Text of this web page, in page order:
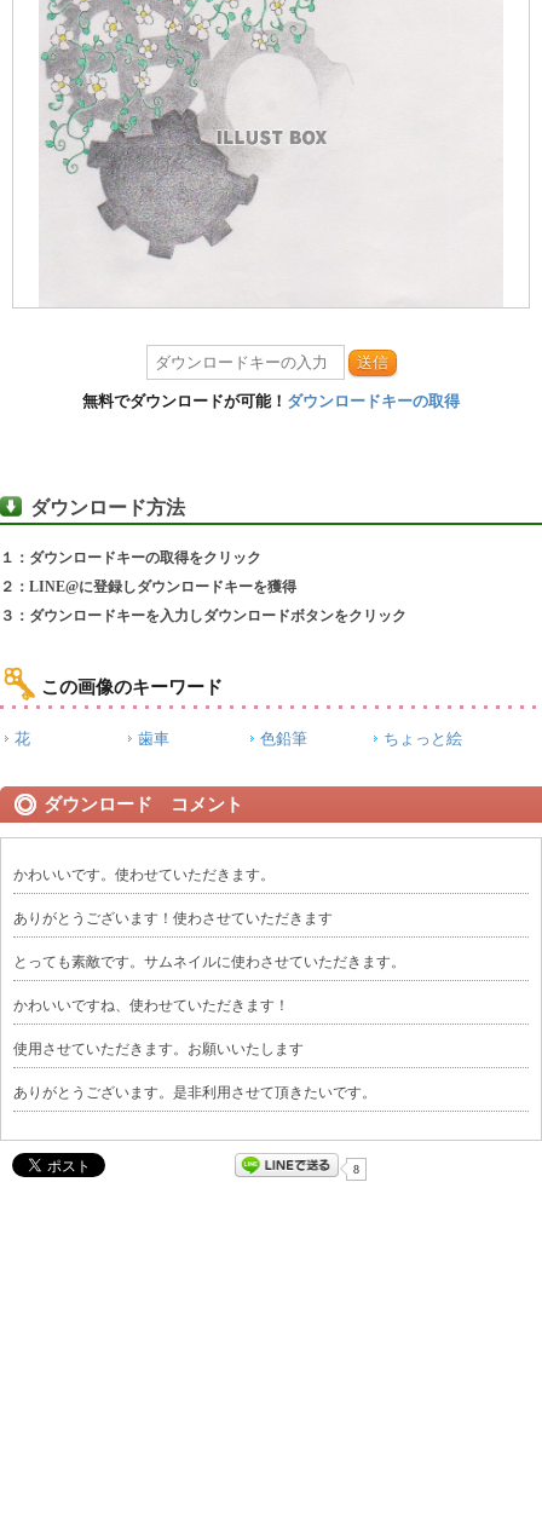
送信
無料でダウンロードが可能！ ダウンロードキーの取得
ダウンロード方法
１：ダウンロードキーの取得をクリック
２：LINE@に登録しダウンロードキーを獲得
３：ダウンロードキーを入力しダウンロードボタンをクリック
この画像のキーワード
花 歯車 色鉛筆 ちょっと絵
ダウンロード コメント
かわいいです。使わせていただきます。
ありがとうございます！使わさせていただきます
とっても素敵です。サムネイルに使わさせていただきます。
かわいいですね、使わせていただきます！
使用させていただきます。お願いいたします
ありがとうございます。是非利用させて頂きたいです。
8